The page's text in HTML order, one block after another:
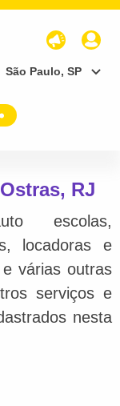
São Paulo, SP
RJ
escolas,
locadoras e
várias outras
serviços e
nesta